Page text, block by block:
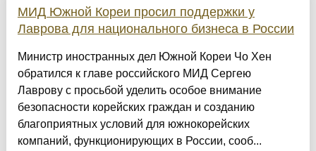
МИД Южной Кореи просил поддержки у
Лаврова для национального бизнеса в России
Министр иностранных дел Южной Кореи Чо Хен
обратился к главе российского МИД Сергею
Лаврову с просьбой уделить особое внимание
безопасности корейских граждан и созданию
благоприятных условий для южнокорейских
компаний, функционирующих в России, сооб...